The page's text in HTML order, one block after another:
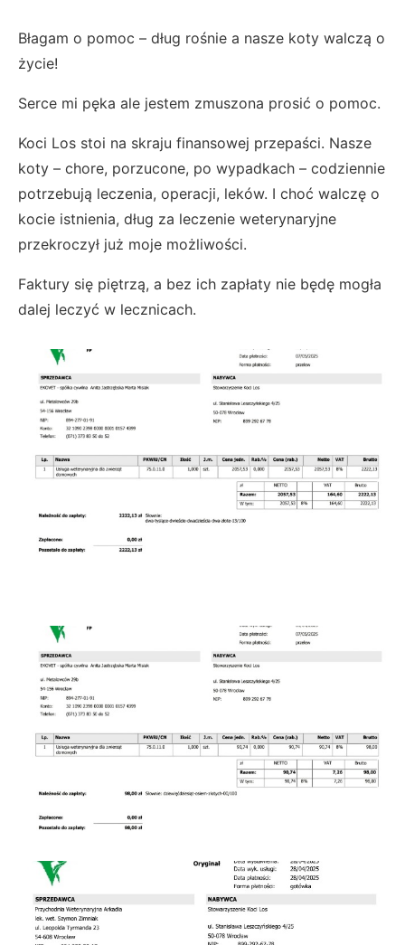
Błagam o pomoc – dług rośnie a nasze koty walczą o
życie!
Serce mi pęka ale jestem zmuszona prosić o pomoc.
Koci Los stoi na skraju finansowej przepaści. Nasze
koty – chore, porzucone, po wypadkach – codziennie
potrzebują leczenia, operacji, leków. I choć walczę o
kocie istnienia, dług za leczenie weterynaryjne
przekroczył już moje możliwości.
Faktury się piętrzą, a bez ich zapłaty nie będę mogła
dalej leczyć w lecznicach.